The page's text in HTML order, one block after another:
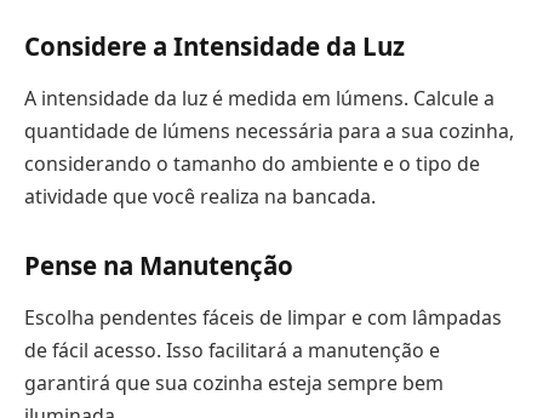
Considere a Intensidade da Luz
A intensidade da luz é medida em lúmens. Calcule a
quantidade de lúmens necessária para a sua cozinha,
considerando o tamanho do ambiente e o tipo de
atividade que você realiza na bancada.
Pense na Manutenção
Escolha pendentes fáceis de limpar e com lâmpadas
de fácil acesso. Isso facilitará a manutenção e
garantirá que sua cozinha esteja sempre bem